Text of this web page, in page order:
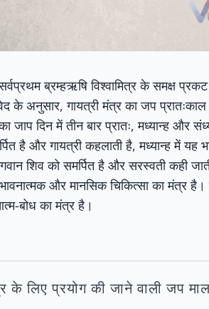
ब्रम्हऋषि विश्वामित्र के समक्ष
के अनुसार, गायत्री मंत्र का जप
जाप दिन में तीन बार प्रातः, मध्यान्ह और
है और गायत्री कहलाती है, मध्यान्ह में
शिव को समर्पित है और सरस्वती कही
और मानसिक चिकित्सा का मंत्र
बोध का मंत्र है।
के लिए प्रयोग की जाने वाली जप